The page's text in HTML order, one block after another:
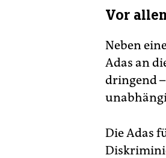
Vor
Neben
Adas an
dringend
Die Adas